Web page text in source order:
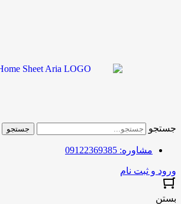
جستجو جستجو
مشاوره: 09122369385
ورود و ثبت نام
بستن